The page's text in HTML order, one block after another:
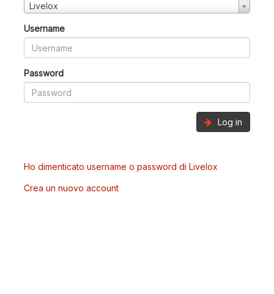
Livelox
Username
Password
Log in
Ho dimenticato username o password di Livelox
Crea un nuovo account